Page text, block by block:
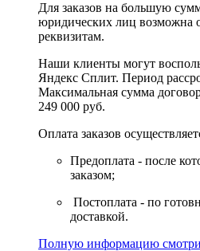
Для заказов на большую
юридических лиц возможна
реквизитам.
Наши клиенты могут
Яндекс Сплит. Период
Максимальная сумма
249 000 руб.
Оплата заказов
Предоплата - после
заказом;
Постоплата - по
доставкой.
Полную информацию